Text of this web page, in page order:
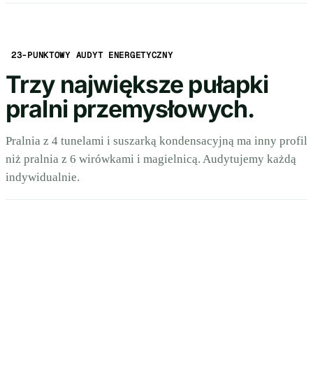
23-PUNKTOWY AUDYT ENERGETYCZNY
Trzy największe pułapki
pralni przemysłowych.
Pralnia z 4 tunelami i suszarką kondensacyjną ma inny profil
niż pralnia z 6 wirówkami i magielnicą. Audytujemy każdą
indywidualnie.